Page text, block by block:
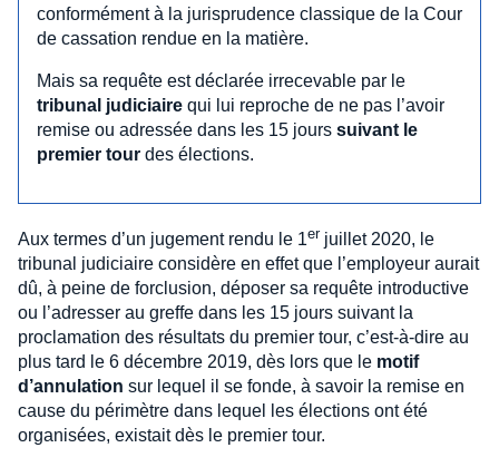
conformément à la jurisprudence classique de la Cour
de cassation rendue en la matière.
Mais sa requête est déclarée irrecevable par le
tribunal judiciaire qui lui reproche de ne pas l’avoir
remise ou adressée dans les 15 jours suivant le
premier tour des élections.
Aux termes d’un jugement rendu le 1er juillet 2020, le
tribunal judiciaire considère en effet que l’employeur aurait
dû, à peine de forclusion, déposer sa requête introductive
ou l’adresser au greffe dans les 15 jours suivant la
proclamation des résultats du premier tour, c’est-à-dire au
plus tard le 6 décembre 2019, dès lors que le motif
d’annulation sur lequel il se fonde, à savoir la remise en
cause du périmètre dans lequel les élections ont été
organisées, existait dès le premier tour.